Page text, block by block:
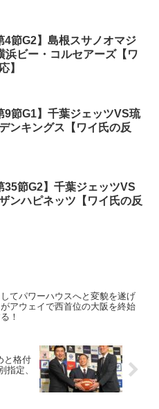
4節G2】島根スサノオマジ
浜ビー・コルセアーズ【ワ
】
9節G1】千葉ジェッツVS琉
ンキングス【ワイ氏の反
35節G2】千葉ジェッツVS
ンハピネッツ【ワイ氏の反
てパワーハウスへと変貌を遂げ
アウェイで西首位の大阪を終始
！
と格付
指定、